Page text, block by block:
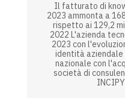
Il fatturato di
2023 ammonta a
rispetto ai 129,2
2022 L'azienda
2023 con
identità aziendale
nazionale con
società di